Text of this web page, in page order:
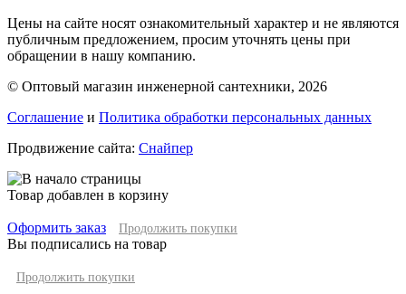
Цены на сайте носят ознакомительный характер и не являются
публичным предложением, просим уточнять цены при
обращении в нашу компанию.
© Оптовый магазин инженерной сантехники, 2026
Соглашение и Политика обработки персональных данных
Продвижение сайта: Снайпер
Товар добавлен в корзину
Оформить заказ Продолжить покупки
Вы подписались на товар
Продолжить покупки